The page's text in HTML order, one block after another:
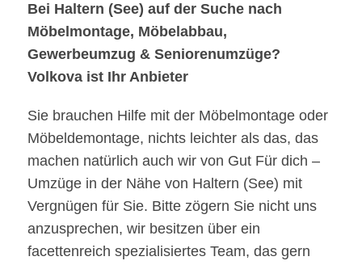
Bei Haltern (See) auf der Suche nach
Möbelmontage, Möbelabbau,
Gewerbeumzug & Seniorenumzüge?
Volkova ist Ihr Anbieter
Sie brauchen Hilfe mit der Möbelmontage oder
Möbeldemontage, nichts leichter als das, das
machen natürlich auch wir von Gut Für dich –
Umzüge in der Nähe von Haltern (See) mit
Vergnügen für Sie. Bitte zögern Sie nicht uns
anzusprechen, wir besitzen über ein
facettenreich spezialisiertes Team, das gern